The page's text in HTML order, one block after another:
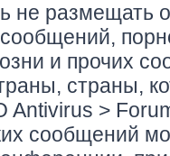
не размещать
сообщений,
и прочих
страны,
Antivirus >
сообщений